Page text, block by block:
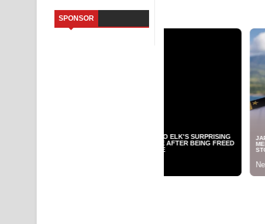
Kaalaya Song Lyrics - කාලය ගීතයේ පද පෙළ
Sandata Duka Hithila Song Lyrics - සඳට දුක
Dannawada Mawa Song Lyrics - දන්නවාද මාව
SPONSOR